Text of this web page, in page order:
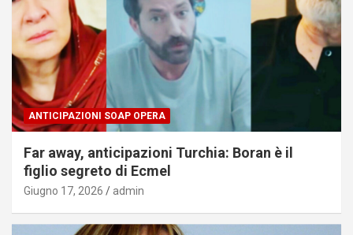
ANTICIPAZIONI SOAP OPERA
Far away, anticipazioni Turchia: Boran è il
figlio segreto di Ecmel
Giugno 17, 2026 admin